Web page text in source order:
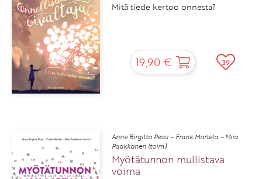
Mitä tiede kertoo onnesta?
19,90 € 39
Anne Birgitta Pessi – Frank Martela – Miia
Paakkanen (toim.)
Myötätunnon mullistava
voima